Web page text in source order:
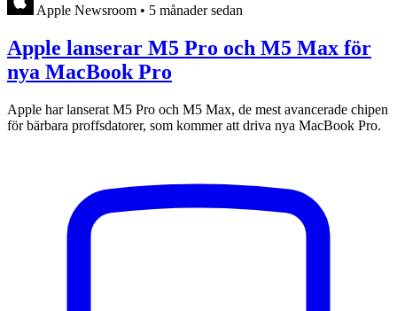
Apple Newsroom • 5 månader sedan
Apple lanserar M5 Pro och M5 Max för
nya MacBook Pro
Apple har lanserat M5 Pro och M5 Max, de mest avancerade chipen
för bärbara proffsdatorer, som kommer att driva nya MacBook Pro.